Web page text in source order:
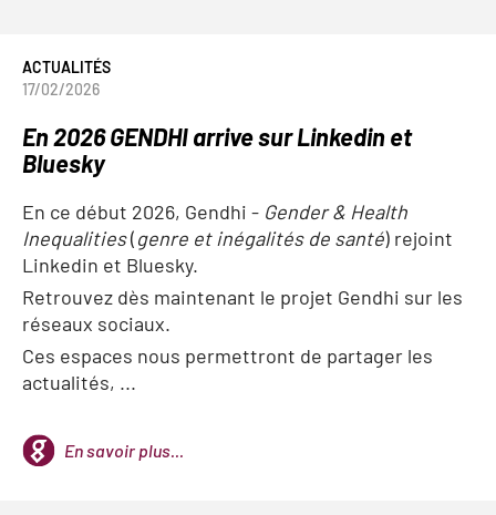
ACTUALITÉS
17/02/2026
En 2026 GENDHI arrive sur Linkedin et
Bluesky
En ce début 2026, Gendhi - Gender & Health
Inequalities(genre et inégalités de santé) rejoint
Linkedin et Bluesky.
Retrouvez dès maintenant le projet Gendhi sur les
réseaux sociaux.
Ces espaces nous permettront de partager les
actualités, ...
En savoir plus...